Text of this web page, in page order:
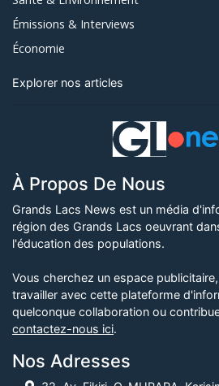
Émissions & Interviews
Économie
Explorer nos articles
À Propos De Nous
Grands Lacs News est un média
région des Grands Lacs oeuvrant
l'éducation des populations.
Vous cherchez un espace
travailler avec cette plateforme
quelconque collaboration ou
contactez-nous ici.
Nos Adresses